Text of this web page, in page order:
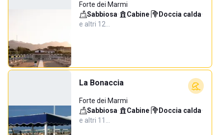
Forte dei Marmi
Sabbiosa· Cabine· Doccia calda·
e altri 12…
La Bonaccia
Forte dei Marmi
Sabbiosa· Cabine· Doccia calda·
e altri 11…